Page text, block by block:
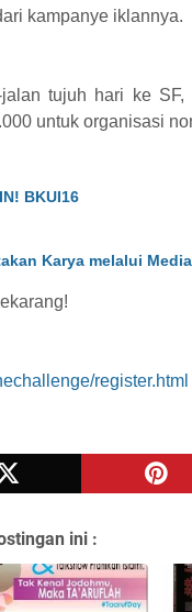
kampanye iklannya.
tujuh hari ke
untuk organisasi
BKUI16
Karya melalui
register.html
ini :